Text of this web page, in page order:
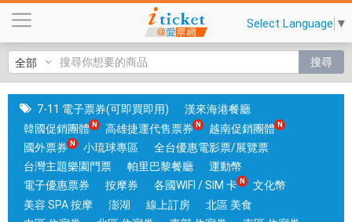
|
國
旅
卡
門
市
可
核
銷
Select Language ▼
搜尋
7-11 電子票券(可即買即用)
漢來海港餐廳
韓國促銷團體
高雄捷運代售票券
越南促銷團體
國外票券
小琉球專區
全台優惠電影票/展覽票
台灣主題樂園門票
帕里巴黎餐廳
運動幣
電子優惠票券
按摩券 各國WIFI / SIM 卡
文化幣
美容 SPA 按摩
澎湖 線上訂房
北區 美食